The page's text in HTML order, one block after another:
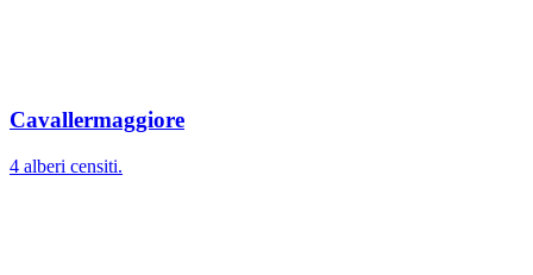
Cavallermaggiore
4 alberi censiti.